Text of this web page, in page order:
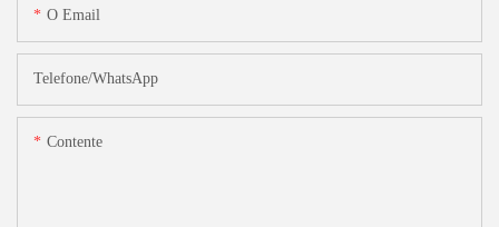
O Email
Telefone/WhatsApp
Contente